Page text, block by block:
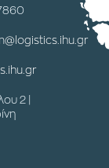
2 |